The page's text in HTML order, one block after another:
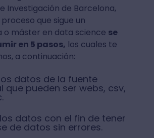
Investigación de Barcelona,
proceso que sigue un
o máster en data science se
en 5 pasos, los cuales te
a continuación:
datos de la fuente
que pueden ser webs, csv,
datos con el fin de tener
de datos sin errores.